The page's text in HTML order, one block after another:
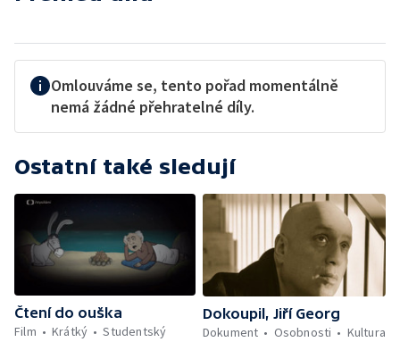
Omlouváme se, tento pořad momentálně
nemá žádné přehratelné díly.
Ostatní také sledují
Čtení do ouška
Film
Krátký Studentský
Dokoupil, Jiří Georg
Dokument
Osobnosti Kultura